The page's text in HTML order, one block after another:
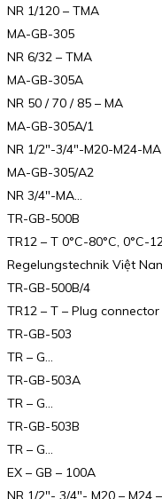
NR 1/120 – TMA
MA-GB-305
NR 6/32 – TMA
MA-GB-305A
NR 50 / 70 / 85 – MA
MA-GB-305A/1
NR 1/2″-3/4″-M20-M24-
MA-GB-305/A2
NR 3/4″-MA…
TR-GB-500B
TR12 – T 0°C-80°C, 0°C-
Regelungstechnik Việt
TR-GB-500B/4
TR12 – T – Plug connector
TR-GB-503
TR – G…
TR-GB-503A
TR – G…
TR-GB-503B
TR – G…
EX – GB – 100A
NR 1/2″- 3/4″- M20 – M24